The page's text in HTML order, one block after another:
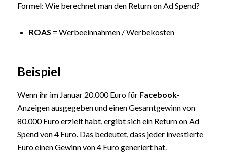
Formel: Wie berechnet man den Return on Ad Spend?
ROAS = Werbeeinnahmen / Werbekosten
Beispiel
Wenn ihr im Januar 20.000 Euro für Facebook-
Anzeigen ausgegeben und einen Gesamtgewinn von
80.000 Euro erzielt habt, ergibt sich ein Return on Ad
Spend von 4 Euro. Das bedeutet, dass jeder investierte
Euro einen Gewinn von 4 Euro generiert hat.